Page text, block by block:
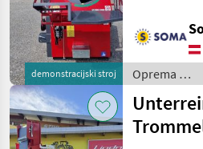
demonstracijski stroj
Förderband -
keine
verbaut!
Oprema za
šumu i
obradu
drveta /
SOMA